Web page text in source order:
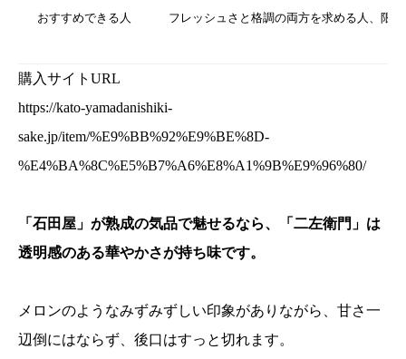
おすすめできる人 フレッシュさと格調の両方を求める人、限
購入サイトURL
https://kato-yamadanishiki-
sake.jp/item/%E9%BB%92%E9%BE%8D-
%E4%BA%8C%E5%B7%A6%E8%A1%9B%E9%96%80/
「石田屋」が熟成の気品で魅せるなら、「二左衛門」は
透明感のある華やかさが持ち味です。
メロンのようなみずみずしい印象がありながら、甘さ一
辺倒にはならず、後口はすっと切れます。